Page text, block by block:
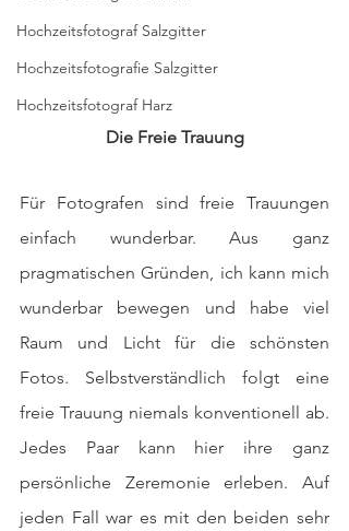
Hochzeitsfotograf Salzgitter
Hochzeitsfotografie Salzgitter
Hochzeitsfotograf Harz
Die Freie Trauung
Für Fotografen sind freie Trauungen
einfach wunderbar. Aus ganz
pragmatischen Gründen, ich kann mich
wunderbar bewegen und habe viel
Raum und Licht für die schönsten
Fotos. Selbstverständlich folgt eine
freie Trauung niemals konventionell ab.
Jedes Paar kann hier ihre ganz
persönliche Zeremonie erleben. Auf
jeden Fall war es mit den beiden sehr